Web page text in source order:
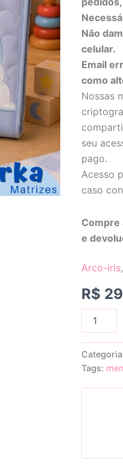
Não
celular.
Email
como
Nossas
seu
pago.
Acesso
caso
Compre
e
Arco-iris,
R$
Tags: